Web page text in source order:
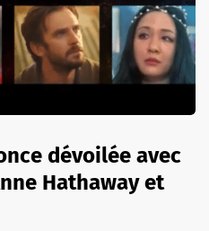
dévoilée avec
Hathaway et